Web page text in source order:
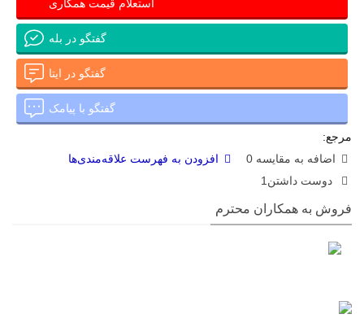
استعلام قیمت همکاری
گفتگو در بله
گفتگو در ایتا
گفتگو با پیامک
مرجع:
اضافه به مقایسه 0
افزودن به فهرست علاقه‌مندی‌ها
دوست داشتن 1
فروش به همکاران محترم